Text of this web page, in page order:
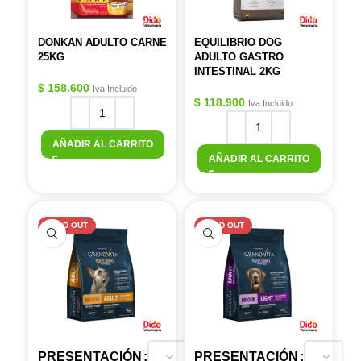
DONKAN ADULTO CARNE
25KG
$ 158.600 Iva Incluido
AÑADIR AL CARRITO
EQUILIBRIO DOG
ADULTO GASTRO
INTESTINAL 2KG
$ 118.900 Iva Incluido
AÑADIR AL CARRITO
SOLD OUT
PRESENTACIÓN
SOLD OUT
PRESENTACIÓN